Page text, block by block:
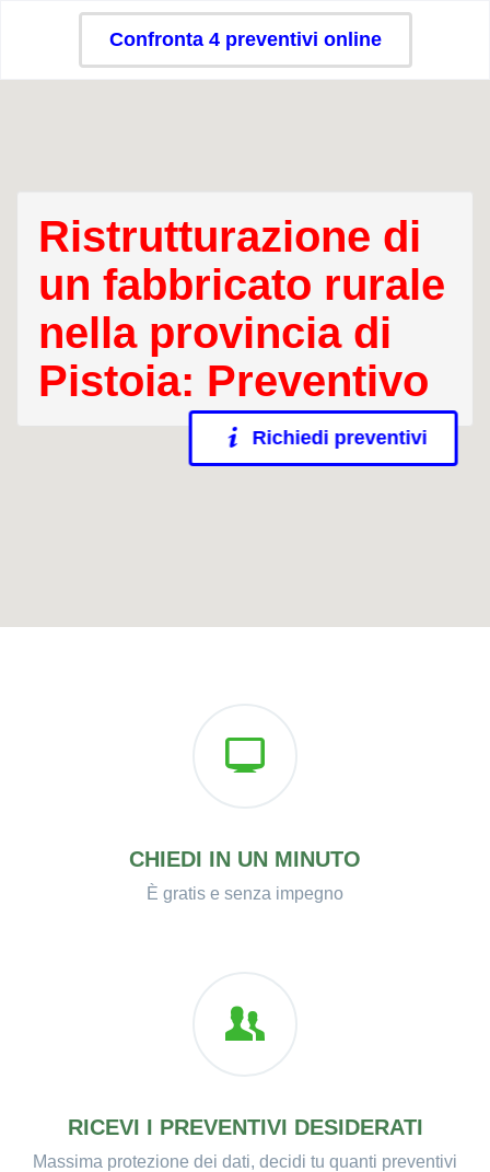
Confronta 4 preventivi online
Ristrutturazione di
un fabbricato rurale
nella provincia di
Pistoia: Preventivo
Richiedi preventivi
CHIEDI IN UN MINUTO
È gratis e senza impegno
RICEVI I PREVENTIVI DESIDERATI
Massima protezione dei dati, decidi tu quanti preventivi